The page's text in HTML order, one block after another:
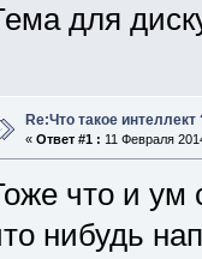
для
Re:Что такое интеллект
« Ответ #1 : 11 Февраля
что и
нибудь